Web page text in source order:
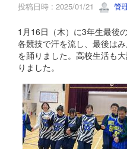
投稿日時 : 2025/01/21 管
1月16日（木）に3年生最後
各競技で汗を流し、最後は
を踊りました。高校生活も
りました。